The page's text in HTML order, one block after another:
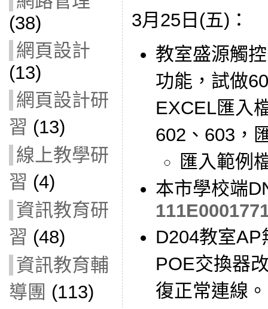
(38)
網頁設計
(13)
網頁設計研
習 (13)
線上教學研
習 (4)
資訊教育研
習 (48)
資訊教育輔
導團 (113)
3月25日(五)：
教室盛源觸
功能，試做
EXCEL匯入
602、603，
匯入範例
本市學校端
D204教室
POE交換器
復正常連線。